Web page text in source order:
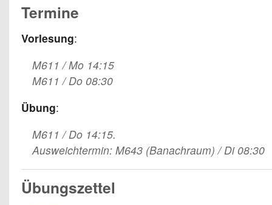
Termine
Vorlesung:
M611 / Mo 14:15
M611 / Do 08:30
Übung:
M611 / Do 14:15.
Ausweichtermin: M643 (Banachraum) / Di 08:30
Übungszettel